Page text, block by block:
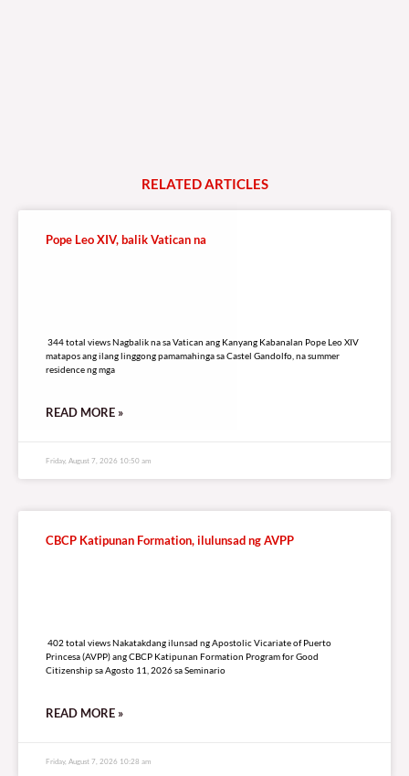
RELATEDARTICLES
Pope Leo XIV, balik Vatican na
344 total views Nagbalik na sa Vatican ang Kanyang Kabanalan Pope Leo XIV
matapos ang ilang linggong pamamahinga sa Castel Gandolfo, na summer
residence ng mga
READ MORE »
Friday, August 7, 2026 10:50 am
CBCP Katipunan Formation, ilulunsad ng AVPP
402 total views Nakatakdang ilunsad ng Apostolic Vicariate of Puerto
Princesa (AVPP) ang CBCP Katipunan Formation Program for Good
Citizenship sa Agosto 11, 2026 sa Seminario
READ MORE »
Friday, August 7, 2026 10:28 am